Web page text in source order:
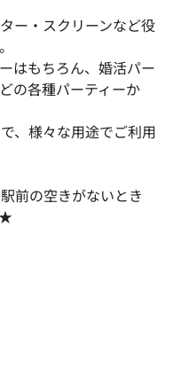
ー・スクリーンなど役
はもちろん、婚活パー
の各種パーティーか
、様々な用途でご利用
前の空きがないとき